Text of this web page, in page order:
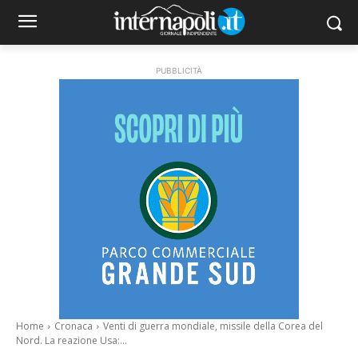
PUBBLICITÀ
Home Cronaca
Venti di guerra mondiale, missile della Corea del
Nord. La reazione Usa:...